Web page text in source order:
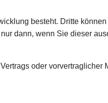
besteht. Dritte
dann, wenn Sie dieser
oder vorvertraglicher